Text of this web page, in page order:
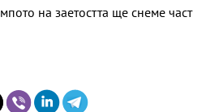
на заетостта ще снеме част